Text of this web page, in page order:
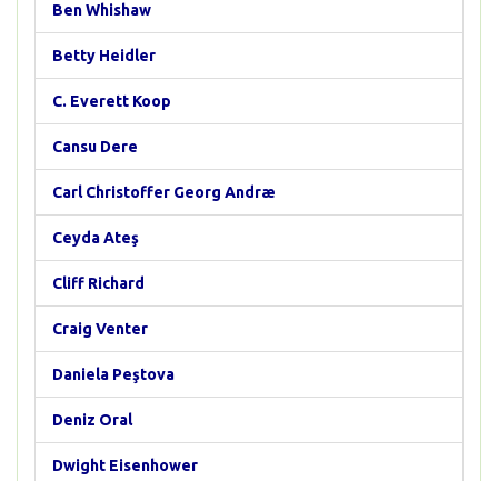
Ben Whishaw
Betty Heidler
C. Everett Koop
Cansu Dere
Carl Christoffer Georg Andræ
Ceyda Ateş
Cliff Richard
Craig Venter
Daniela Peştova
Deniz Oral
Dwight Eisenhower